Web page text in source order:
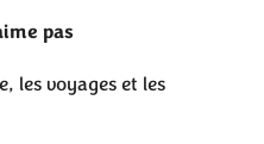
pas
les voyages et les